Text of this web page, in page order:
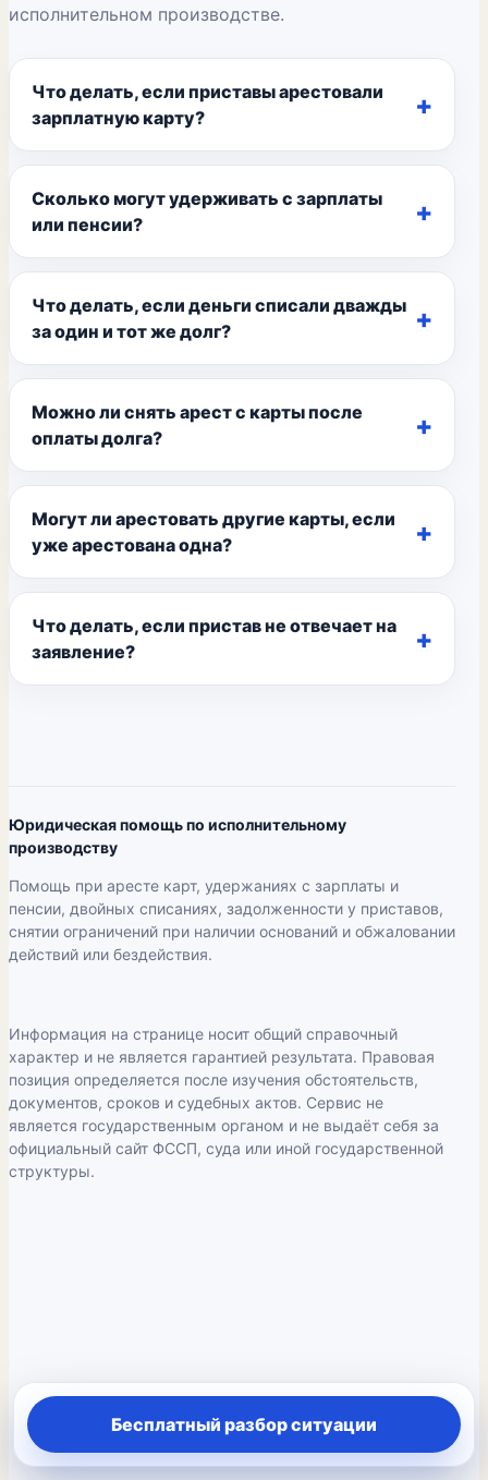
исполнительном производстве.
Что делать, если приставы арестовали
зарплатную карту?
Сколько могут удерживать с зарплаты
или пенсии?
Что делать, если деньги списали дважды
за один и тот же долг?
Можно ли снять арест с карты после
оплаты долга?
Могут ли арестовать другие карты, если
уже арестована одна?
Что делать, если пристав не отвечает на
заявление?
Юридическая помощь по исполнительному
производству
Помощь при аресте карт, удержаниях с зарплаты и
пенсии, двойных списаниях, задолженности у приставов,
снятии ограничений при наличии оснований и обжаловании
действий или бездействия.
Информация на странице носит общий справочный
характер и не является гарантией результата. Правовая
позиция определяется после изучения обстоятельств,
документов, сроков и судебных актов. Сервис не
является государственным органом и не выдаёт себя за
официальный сайт ФССП, суда или иной государственной
структуры.
Бесплатный разбор ситуации